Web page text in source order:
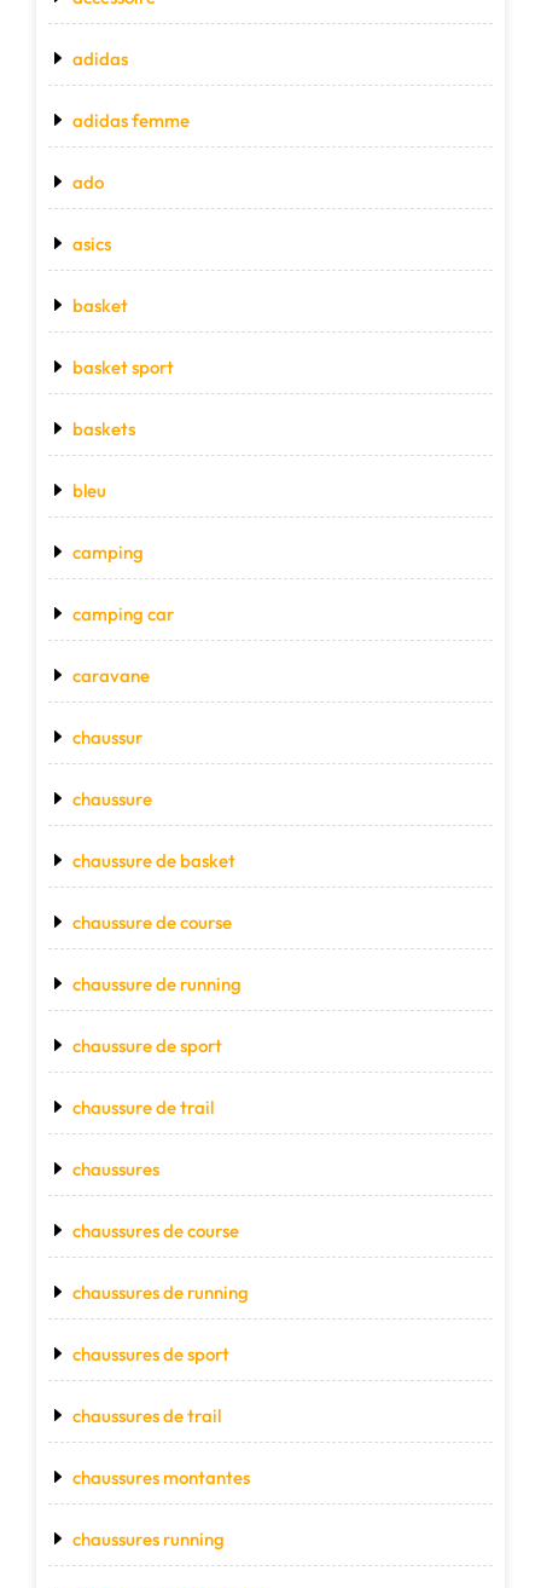
adidas
adidas femme
ado
asics
basket
basket sport
baskets
bleu
camping
camping car
caravane
chaussur
chaussure
chaussure de basket
chaussure de course
chaussure de running
chaussure de sport
chaussure de trail
chaussures
chaussures de course
chaussures de running
chaussures de sport
chaussures de trail
chaussures montantes
chaussures running